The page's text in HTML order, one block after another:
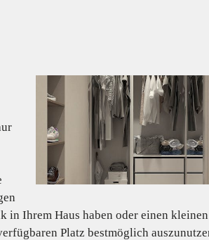
in Ihrem Haus haben oder einen kleinen
Platz bestmöglich